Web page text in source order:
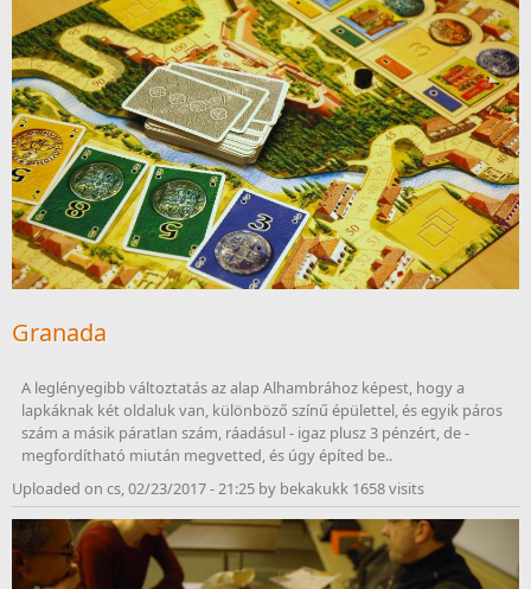
Granada
A leglényegibb változtatás az alap Alhambrához képest, hogy a
lapkáknak két oldaluk van, különböző színű épülettel, és egyik páros
szám a másik páratlan szám, ráadásul - igaz plusz 3 pénzért, de -
Uploaded on cs, 02/23/2017 - 21:25 by bekakukk 1658 visits